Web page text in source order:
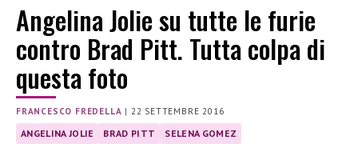
Angelina Jolie su tutte le furie
contro Brad Pitt. Tutta colpa di
questa foto
FRANCESCO FREDELLA | 22 SETTEMBRE 2016
ANGELINA JOLIE BRAD PITT SELENA GOMEZ